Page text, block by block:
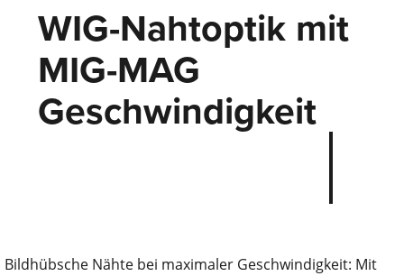
WIG-Nahtoptik mit
MIG-MAG
Geschwindigkeit
Bildhübsche Nähte bei maximaler Geschwindigkeit: Mit